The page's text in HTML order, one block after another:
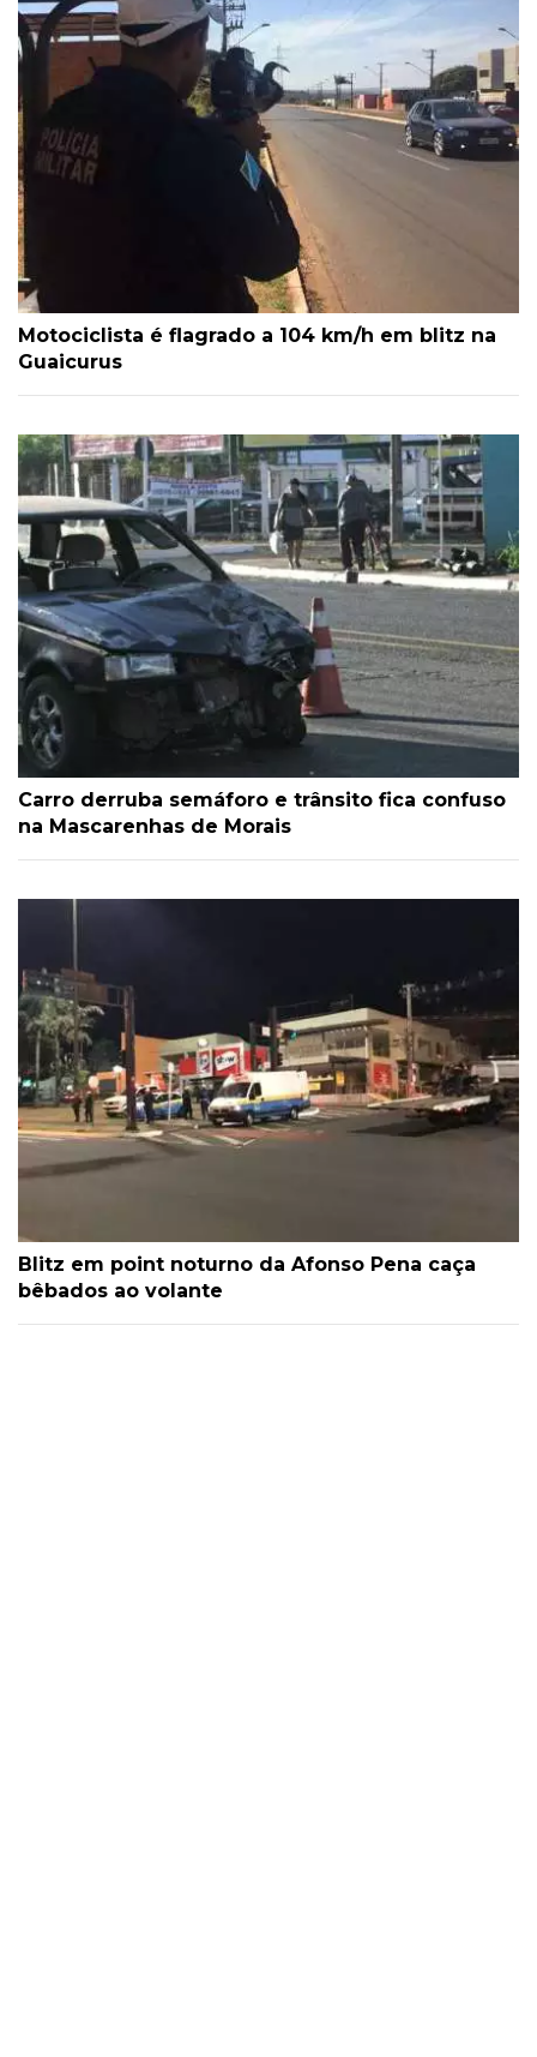
Motociclista é flagrado a 104 km/h em blitz na
Guaicurus
Carro derruba semáforo e trânsito fica confuso
na Mascarenhas de Morais
Blitz em point noturno da Afonso Pena caça
bêbados ao volante